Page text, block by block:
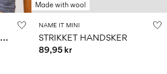
M
ERINOULD TOP MED LANGE ÆRMER
Made with wool
NAME IT MINI
STRIKKET HANDSKER
89,95 kr